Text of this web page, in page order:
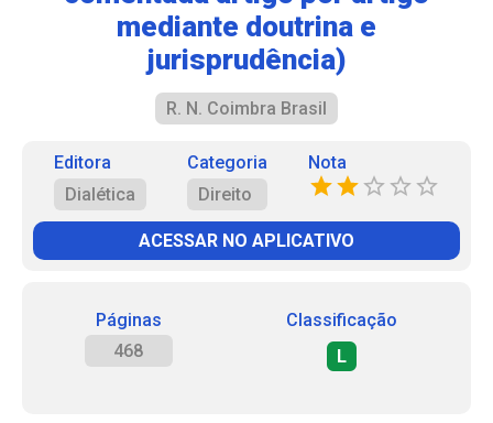
mediante doutrina e
jurisprudência)
R. N. Coimbra Brasil
Editora
Dialética
Categoria
Direito
Nota
ACESSAR NO APLICATIVO
Páginas
468
Classificação
L